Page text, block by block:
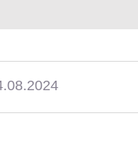
(151)